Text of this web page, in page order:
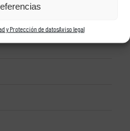
y Protección de datosAviso legal